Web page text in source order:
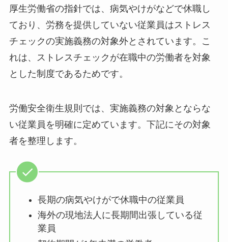
い」従業員とは
厚生労働省の指針では、病気やけがなどで休職し
ており、労務を提供していない従業員はストレス
チェックの実施義務の対象外とされています。こ
とした制度であるためです。
労働安全衛生規則では、実施義務の対象とならな
者を整理します。
長期の病気やけがで休職中の従業員